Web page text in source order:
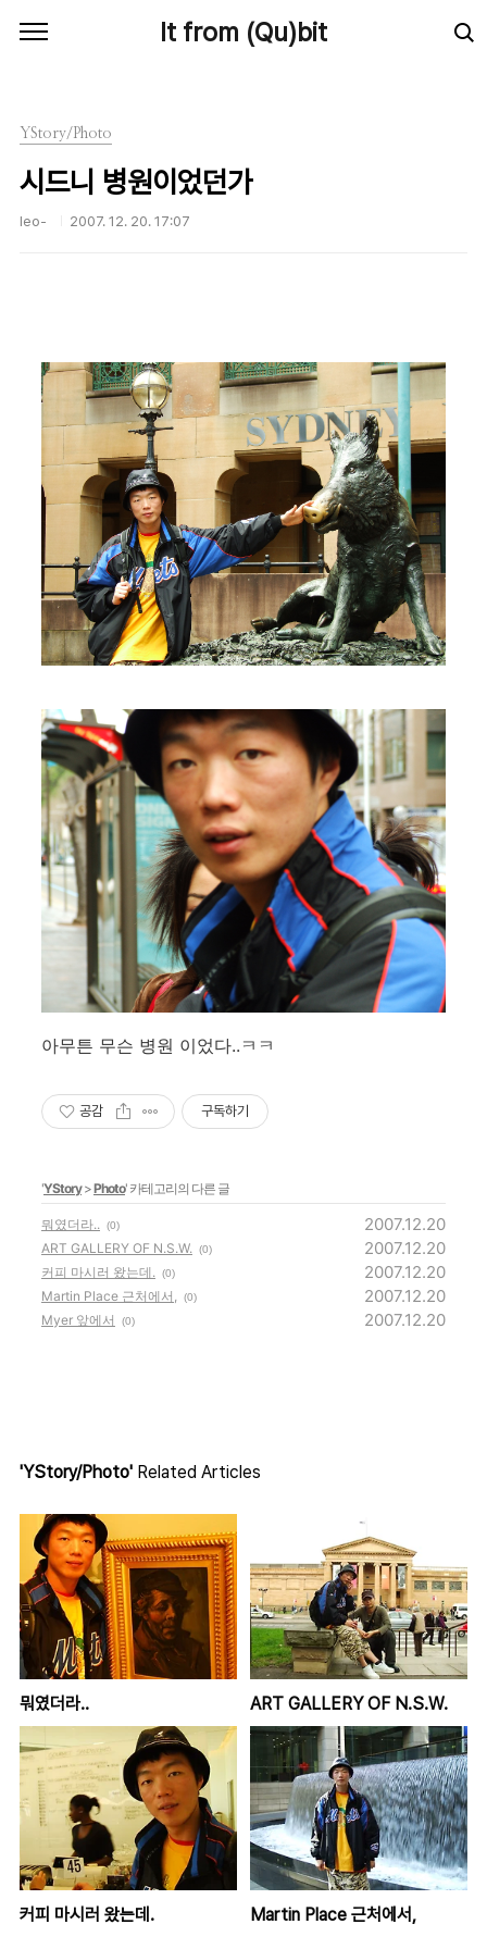
It from (Qu)bit
YStory/Photo
시드니 병원이었던가
leo- 2007. 12. 20. 17:07
아무튼 무슨 병원 이었다..ㅋㅋ
공감 구독하기
'YStory>Photo' 카테고리의 다른 글
뭐였더라.. (0) 2007.12.20
ART GALLERY OF N.S.W. (0) 2007.12.20
커피 마시러 왔는데. (0) 2007.12.20
Martin Place 근처에서, (0) 2007.12.20
Myer 앞에서 (0) 2007.12.20
'YStory/Photo' Related Articles
뭐였더라.. ART GALLERY OF N.S.W.
커피 마시러 왔는데. Martin Place 근처에서,